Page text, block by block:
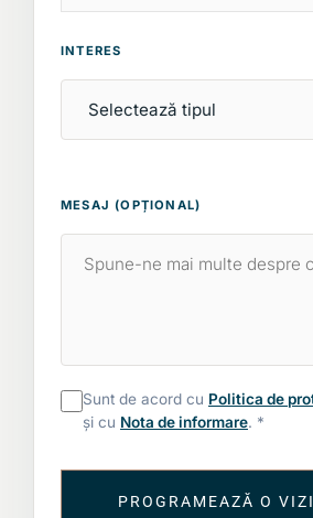
INTERES
MESAJ (OPȚIONAL)
Sunt de acord cu Politica de
și cu Nota de informare. *
PROGRAMEAZĂ O